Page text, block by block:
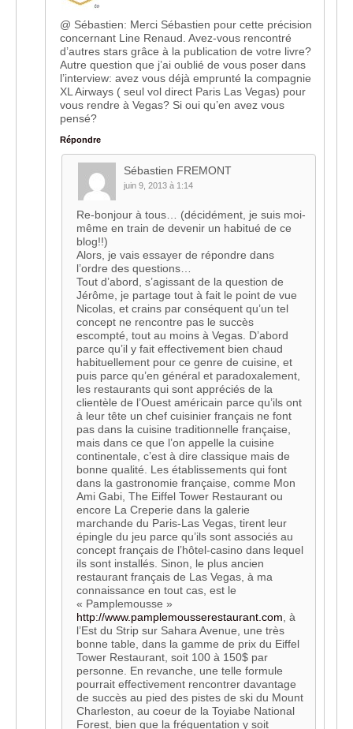
@ Sébastien: Merci Sébastien pour cette précision
concernant Line Renaud. Avez-vous rencontré
d’autres stars grâce à la publication de votre livre?
Autre question que j’ai oublié de vous poser dans
l’interview: avez vous déjà emprunté la compagnie
XL Airways ( seul vol direct Paris Las Vegas) pour
vous rendre à Vegas? Si oui qu’en avez vous
pensé?
Répondre
Sébastien FREMONT
juin 9, 2013 à 1:14
Re-bonjour à tous… (décidément, je suis moi-
même en train de devenir un habitué de ce
blog!!)
Alors, je vais essayer de répondre dans
l’ordre des questions…
Tout d’abord, s’agissant de la question de
Jérôme, je partage tout à fait le point de vue
Nicolas, et crains par conséquent qu’un tel
concept ne rencontre pas le succès
escompté, tout au moins à Vegas. D’abord
parce qu’il y fait effectivement bien chaud
habituellement pour ce genre de cuisine, et
puis parce qu’en général et paradoxalement,
les restaurants qui sont appréciés de la
clientèle de l’Ouest américain parce qu’ils ont
à leur tête un chef cuisinier français ne font
pas dans la cuisine traditionnelle française,
mais dans ce que l’on appelle la cuisine
continentale, c’est à dire classique mais de
bonne qualité. Les établissements qui font
dans la gastronomie française, comme Mon
Ami Gabi, The Eiffel Tower Restaurant ou
encore La Creperie dans la galerie
marchande du Paris-Las Vegas, tirent leur
épingle du jeu parce qu’ils sont associés au
concept français de l’hôtel-casino dans lequel
ils sont installés. Sinon, le plus ancien
restaurant français de Las Vegas, à ma
connaissance en tout cas, est le
« Pamplemousse »
http://www.pamplemousserestaurant.com , à
l’Est du Strip sur Sahara Avenue, une très
bonne table, dans la gamme de prix du Eiffel
Tower Restaurant, soit 100 à 150$ par
personne. En revanche, une telle formule
pourrait effectivement rencontrer davantage
de succès au pied des pistes de ski du Mount
Charleston, au coeur de la Toyiabe National
Forest, bien que la fréquentation y soit